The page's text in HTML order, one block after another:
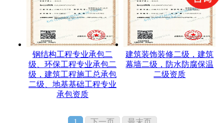
钢结构工程专业承包二
级、环保工程专业承包二
级，建筑工程施工总承包
二级、地基基础工程专业
承包资质
建筑装饰装修二级，建筑
幕墙二级，防水防腐保温
二级资质